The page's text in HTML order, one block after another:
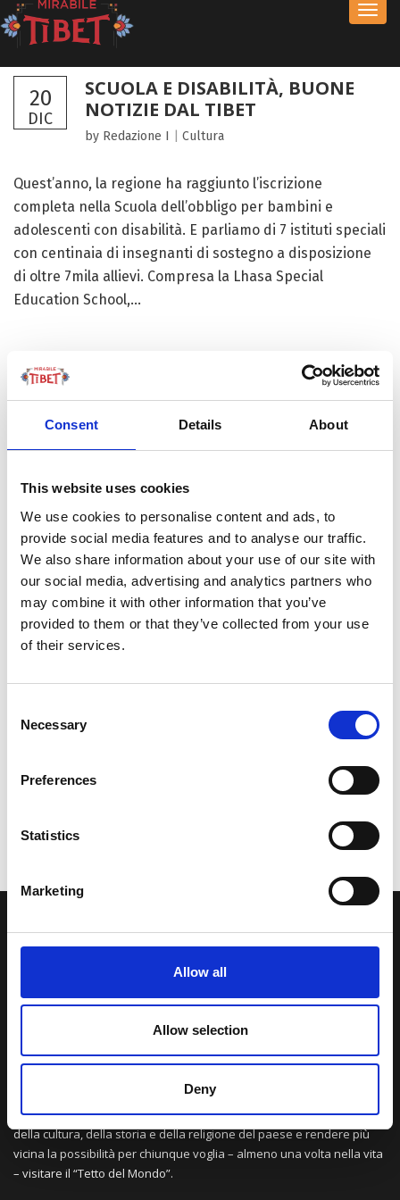
Consent Details About
This website uses cookies
We use cookies to personalise content and ads, to
provide social media features and to analyse our traffic.
We also share information about your use of our site with
our social media, advertising and analytics partners who
may combine it with other information that you’ve
provided to them or that they’ve collected from your use
of their services.
Selection
Necessary
Preferences
Statistics
Marketing
Allow all
Allow selection
Deny
20
DIC
SCUOLA E DISABILITÀ, BUONE
NOTIZIE DAL TIBET
by Redazione I Cultura
Quest’anno, la regione ha raggiunto l’iscrizione
completa nella Scuola dell’obbligo per bambini e
adolescenti con disabilità. E parliamo di 7 istituti speciali
con centinaia di insegnanti di sostegno a disposizione
di oltre 7mila allievi. Compresa la Lhasa Special
Education School,...
FOCUS TIBET
SULLA VETTA DELLO XIZANG, DOVE IL VENTO
LA NOSTRA MISSION
avuto modo di viaggiare e conoscere questa meravigliosa regione.
Una regione affascinante, densa di spiritualità che con i suoi
paesaggi e la sua gente è capace di riempire il cuore.
Attraverso i nostri contributi cercheremo agevolare la conoscenza
della cultura, della storia e della religione del paese e rendere più
vicina la possibilità per chiunque voglia – almeno una volta nella vita
– visitare il “Tetto del Mondo”.